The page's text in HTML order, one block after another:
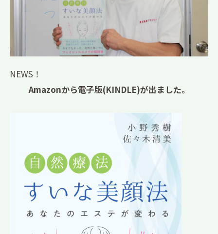
NEWS！
Amazonから電子版(KINDLE)が出ました。